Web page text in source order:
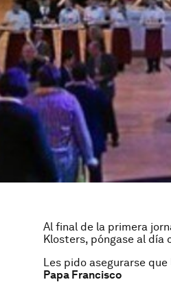
Al final de la primera
Klosters, póngase al día
Les pido asegurarse
Papa Francisco